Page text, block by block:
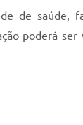
de saúde,
poderá